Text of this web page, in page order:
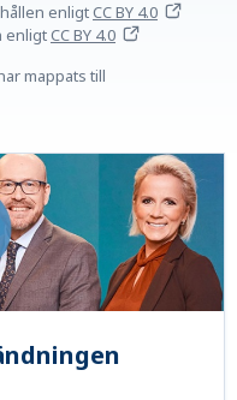
enligtCC BY 4.0
enligtCC BY 4.0
mappats till